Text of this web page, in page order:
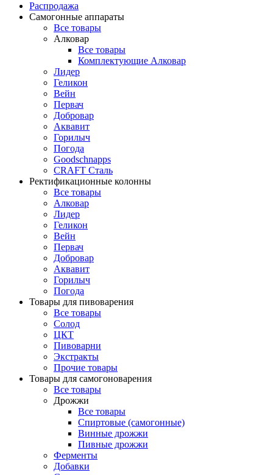
Распродажа
Самогонные аппараты
Все товары
Алковар
Все товары
Комплектующие Алковар
Лидер
Геликон
Вейн
Первач
Добровар
Аквавит
Горилыч
Погода
Goodschnapps
CRAFT Сталь
Ректификационные колонны
Все товары
Алковар
Лидер
Геликон
Вейн
Первач
Добровар
Аквавит
Горилыч
Погода
Товары для пивоварения
Все товары
Солод
ЦКТ
Пивоварни
Экстракты
Прочие товары
Товары для самогоноварения
Все товары
Дрожжи
Все товары
Спиртовые (самогонные)
Винные дрожжи
Пивные дрожжи
Ферменты
Добавки